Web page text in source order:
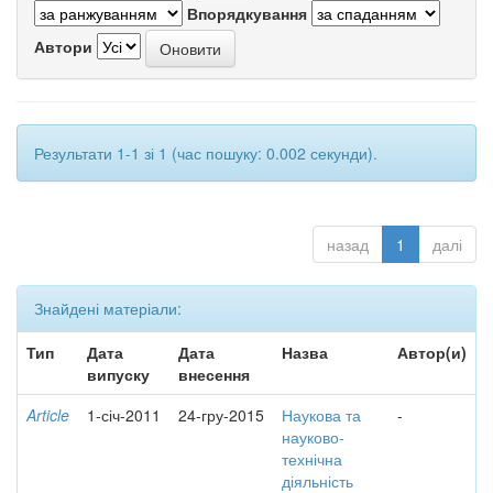
Впорядкування
Автори
Результати 1-1 зі 1 (час пошуку: 0.002 секунди).
назад 1 далі
Знайдені матеріали:
Тип
Дата
випуску
Дата
внесення
Назва Автор(и)
Article 1-січ-2011 24-гру-2015
Наукова та
науково-
технічна
діяльність
-